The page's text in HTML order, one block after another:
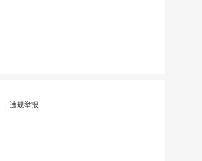
违规举报